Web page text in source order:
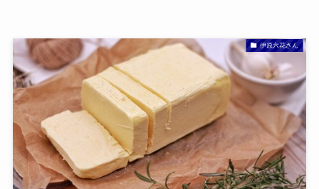
伊原六花さん